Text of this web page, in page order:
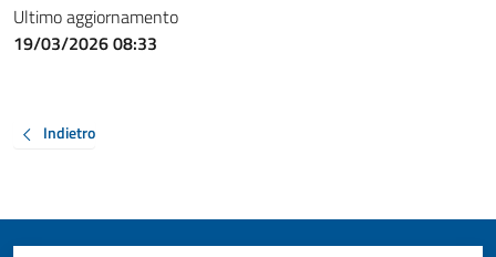
Ultimo aggiornamento
19/03/2026 08:33
Indietro